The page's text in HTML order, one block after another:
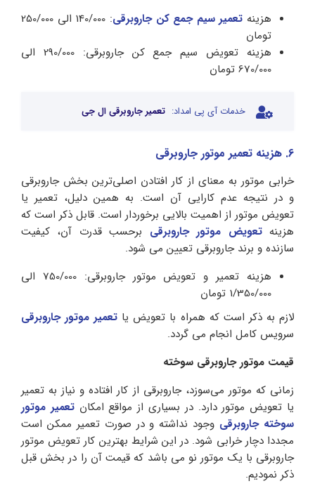
هزینه تعمیر سیم جمع کن جاروبرقی
: 140/000 الی 250/000
تومان
هزینه تعویض سیم جمع کن جاروبرقی: 290/000 الی
670/000 تومان
خدمات آی پی امداد: تعمیر جاروبرقی ال جی
6. هزینه تعمیر موتور جاروبرقی
خرابی موتور به معنای از کار افتادن اصلی‌ترین بخش جاروبرقی
و در نتیجه عدم کارایی آن است. به همین دلیل، تعمیر یا
تعویض موتور از اهمیت بالایی برخوردار است. قابل ذکر است که
هزینهتعویض موتور جاروبرقی برحسب قدرت آن، کیفیت
سازنده و برند جاروبرقی تعیین می شود.
هزینه تعمیر و تعویض موتور جاروبرقی: 750/000 الی
1/350/000 تومان
لازم به ذکر است که همراه با تعویض یا تعمیر موتور جاروبرقی
سرویس کامل انجام می گردد.
قیمت موتور جاروبرقی سوخته
زمانی که موتور می‌سوزد، جاروبرقی از کار افتاده و نیاز به تعمیر
یا تعویض موتور دارد. در بسیاری از مواقع امکانتعمیر موتور
سوخته جاروبرقی وجود نداشته و در صورت تعمیر ممکن است
مجددا دچار خرابی شود. در این شرایط بهترین کار تعویض موتور
جاروبرقی با یک موتور نو می باشد که قیمت آن را در بخش قبل
ذکر نمودیم.